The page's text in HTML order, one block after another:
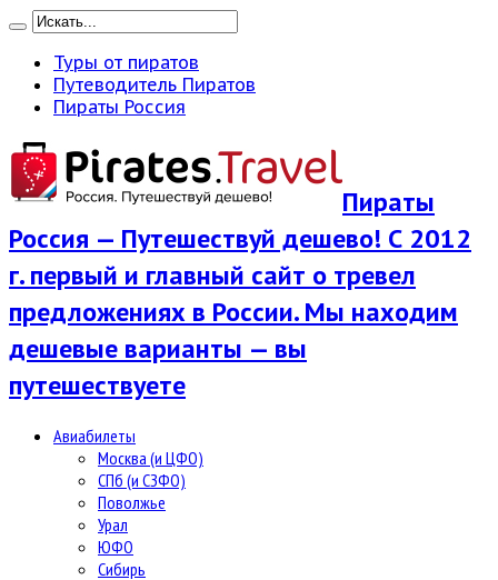
Туры от пиратов
Путеводитель Пиратов
Пираты Россия
Пираты
Россия — Путешествуй дешево! С 2012
г. первый и главный сайт о тревел
предложениях в России. Мы находим
дешевые варианты — вы
путешествуете
Авиабилеты
Москва (и ЦФО)
СПб (и СЗФО)
Поволжье
Урал
ЮФО
Сибирь